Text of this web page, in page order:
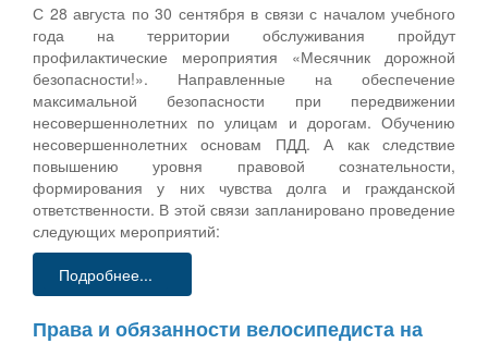
С 28 августа по 30 сентября в связи с началом учебного
года на территории обслуживания пройдут
профилактические мероприятия «Месячник дорожной
безопасности!». Направленные на обеспечение
максимальной безопасности при передвижении
несовершеннолетних по улицам и дорогам. Обучению
несовершеннолетних основам ПДД. А как следствие
повышению уровня правовой сознательности,
формирования у них чувства долга и гражданской
ответственности. В этой связи запланировано проведение
следующих мероприятий:
Подробнее...
Права и обязанности велосипедиста на